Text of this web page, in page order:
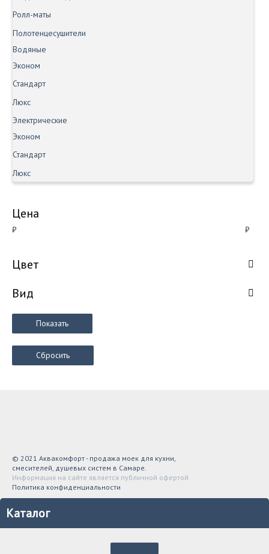
Ролл-маты
Полотенцесушители
Водяные
Эконом
Стандарт
Люкс
Электрические
Эконом
Стандарт
Люкс
Цена
₽ ₽
Цвет
Вид
Показать
Сбросить
© 2021 Аквакомфорт - продажа моек для кухни,
смесителей, душевых систем в Самаре.
Информация на сайте является публичной офертой
Политика конфиденциальности
Каталог